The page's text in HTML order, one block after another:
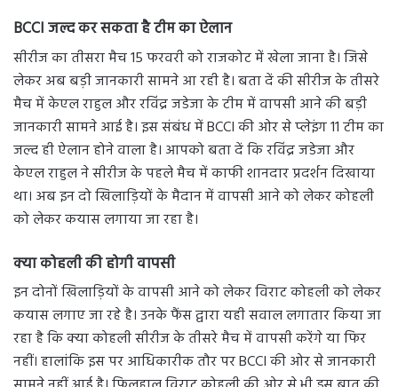
BCCI जल्द कर सकता है टीम का ऐलान
सीरीज का तीसरा मैच 15 फरवरी को राजकोट में खेला जाना है। जिसे
लेकर अब बड़ी जानकारी सामने आ रही है। बता दें की सीरीज के तीसरे
मैच में केएल राहुल और रविंद्र जडेजा के टीम में वापसी आने की बड़ी
जानकारी सामने आई है। इस संबंध में BCCI की ओर से प्लेइंग 11 टीम का
जल्द ही ऐलान होने वाला है। आपको बता दें कि रविंद्र जडेजा और
केएल राहुल ने सीरीज के पहले मैच में काफी शानदार प्रदर्शन दिखाया
था। अब इन दो खिलाड़ियों के मैदान में वापसी आने को लेकर कोहली
को लेकर कयास लगाया जा रहा है।
क्या कोहली की होगी वापसी
इन दोनों खिलाड़ियों के वापसी आने को लेकर विराट कोहली को लेकर
कयास लगाए जा रहे है। उनके फैंस द्वारा यही सवाल लगातार किया जा
रहा है कि क्या कोहली सीरीज के तीसरे मैच में वापसी करेंगे या फिर
नहीं। हालांकि इस पर आधिकारीक तौर पर BCCI की ओर से जानकारी